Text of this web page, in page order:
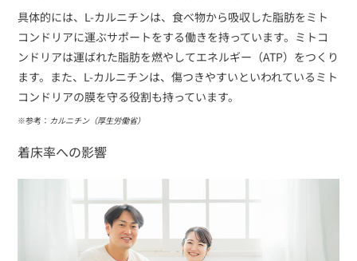
具体的には、L-カルニチンは、食べ物から吸収した脂肪をミト
コンドリアに運ぶサポートをする働きを持っています。ミトコ
ンドリアは運ばれた脂肪を燃やしてエネルギー（ATP）をつくり
ます。また、L-カルニチンは、傷つきやすいといわれているミト
コンドリアの膜を守る役割も持っています。
※参考： カルニチン（厚生労働省）
着床率への影響